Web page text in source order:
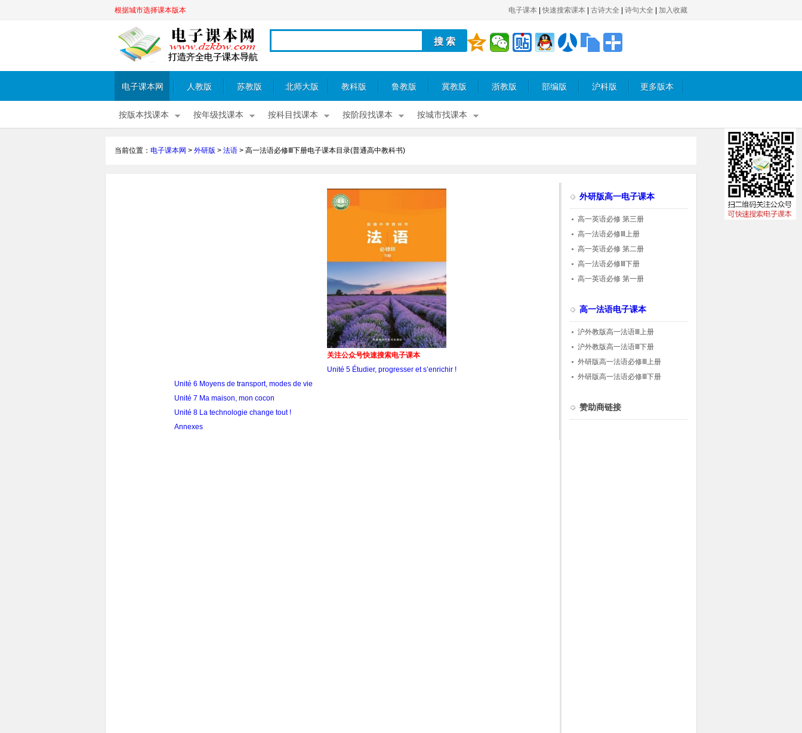
根据城市选择课本版本 电子课本 快速搜索课本 古诗大全 诗句大全 加入收藏
电子课本网 人教版 苏教版 北师大版 教科版 鲁教版 冀教版 浙教版 部编版 沪科版 更多版本
按版本找课本 按年级找课本 按科目找课本 按阶段找课本 按城市找课本
当前位置： 电子课本网 > 外研版 > 法语 > 高一法语必修Ⅲ下册电子课本目录(普通高中教科书)
关注公众号快速搜索电子课本
Unité 5 Étudier, progresser et s’enrichir !
Unité 6 Moyens de transport, modes de vie
Unité 7 Ma maison, mon cocon
Unité 8 La technologie change tout !
Annexes
外研版高一电子课本
高一英语必修 第三册
高一法语必修Ⅲ上册
高一英语必修 第二册
高一法语必修Ⅲ下册
高一英语必修 第一册
高一法语电子课本
沪外教版高一法语Ⅲ上册
沪外教版高一法语Ⅲ下册
外研版高一法语必修Ⅲ上册
外研版高一法语必修Ⅲ下册
赞助商链接